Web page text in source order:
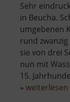
Sehr
in Beucha.
umgebenen
rund
sie von drei
nun mit
15.
» weiterlesen